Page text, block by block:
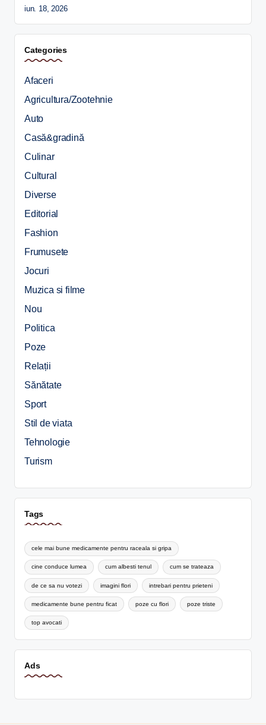
iun. 18, 2026
Categories
Afaceri
Agricultura/Zootehnie
Auto
Casă&gradină
Culinar
Cultural
Diverse
Editorial
Fashion
Frumusete
Jocuri
Muzica si filme
Nou
Politica
Poze
Relații
Sănătate
Sport
Stil de viata
Tehnologie
Turism
Tags
cele mai bune medicamente pentru raceala si gripa
cine conduce lumea cum albesti tenul cum se trateaza
de ce sa nu votezi imagini flori intrebari pentru prieteni
medicamente bune pentru ficat poze cu flori poze triste
top avocati
Ads